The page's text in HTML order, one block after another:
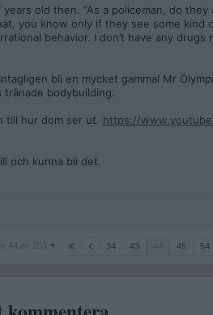
old then. “As a policeman, do they
you know only if they see some kind
behavior. I don’t have any drugs
bli en mycket gammal Mr
bodybuilding.
till hur dom ser ut. https://
och kunna bli det.
44 av 253 34 43 45 54